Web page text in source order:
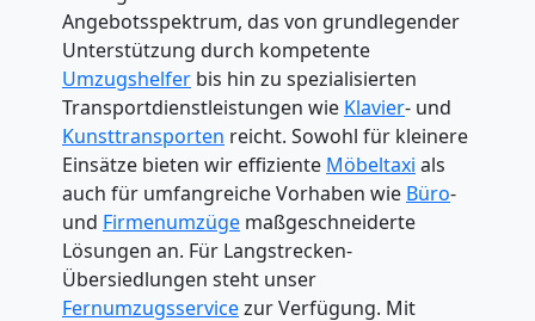
Angebotsspektrum, das von grundlegender
Unterstützung durch kompetente
Umzugshelfer bis hin zu spezialisierten
Transportdienstleistungen wie Klavier- und
Kunsttransporten reicht. Sowohl für kleinere
Einsätze bieten wir effiziente Möbeltaxi als
auch für umfangreiche Vorhaben wie Büro-
und Firmenumzüge maßgeschneiderte
Lösungen an. Für Langstrecken-
Übersiedlungen steht unser
Fernumzugsservicezur Verfügung. Mit